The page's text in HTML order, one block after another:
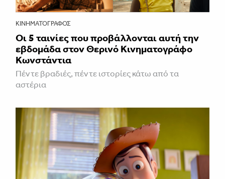
ΚΙΝΗΜΑΤΟΓΡΆΦΟΣ
Οι 5 ταινίες που προβάλλονται αυτή την
εβδομάδα στον Θερινό Κινηματογράφο
Κωνστάντια
Πέντε βραδιές, πέντε ιστορίες κάτω από τα
αστέρια